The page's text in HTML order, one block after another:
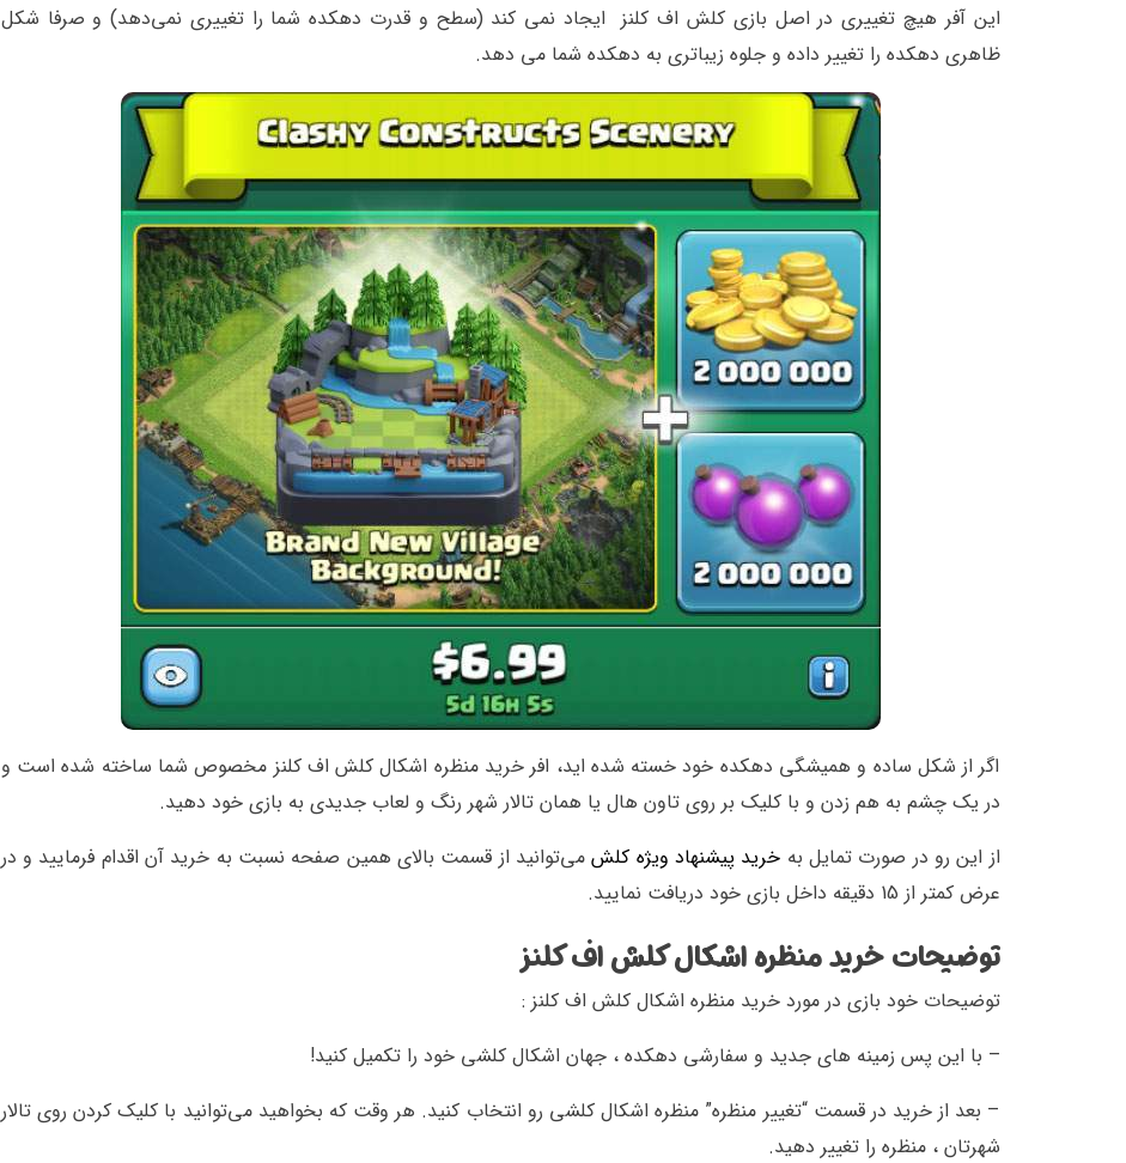
این آفر هیچ تغییری در اصل بازی کلش اف کلنز ایجاد نمی کند (سطح و قدرت دهکده شما را تغییری نمی‌دهد) و صرفا شکل
ظاهری دهکده را تغییر داده و جلوه زیباتری به دهکده شما می دهد.
اگر از شکل ساده و همیشگی دهکده خود خسته شده اید، افر خرید منظره اشکال کلش اف کلنز مخصوص شما ساخته شده است و
در یک چشم به هم زدن و با کلیک بر روی تاون هال یا همان تالار شهر رنگ و لعاب جدیدی به بازی خود دهید.
از این رو در صورت تمایل به خرید پیشنهاد ویژه کلشمی‌توانید از قسمت بالای همین صفحه نسبت به خرید آن اقدام فرمایید و در
عرض کمتر از 15 دقیقه داخل بازی خود دریافت نمایید.
توضیحات خرید منظره اشکال کلش اف کلنز
توضیحات خود بازی در مورد خرید منظره اشکال کلش اف کلنز :
– با این پس زمینه های جدید و سفارشی دهکده ، جهان اشکال کلشی خود را تکمیل کنید!
– بعد از خرید در قسمت “تغییر منظره” منظره اشکال کلشی رو انتخاب کنید. هر وقت که بخواهید می‌توانید با کلیک کردن روی تالار
شهرتان ، منظره را تغییر دهید.